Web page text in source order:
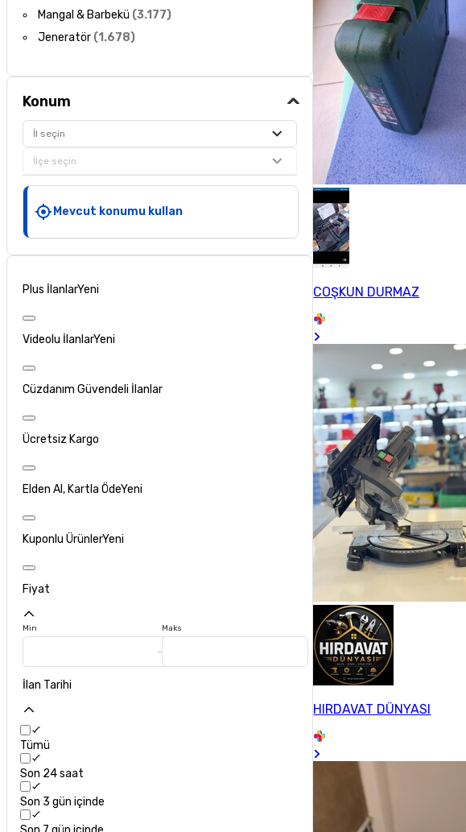
Mangal & Barbekü (3.177)
Jeneratör (1.678)
Konum
İl seçin
İlçe seçin
Mevcut konumu kullan
Plus İlanlarYeni
Videolu İlanlarYeni
Cüzdanım Güvendeli İlanlar
Ücretsiz Kargo
Elden Al, Kartla ÖdeYeni
Kuponlu ÜrünlerYeni
Fiyat
Min Maks
İlan Tarihi
Tümü
Son 24 saat
Son 3 gün içinde
COŞKUN DURMAZ
HIRDAVAT DÜNYASI